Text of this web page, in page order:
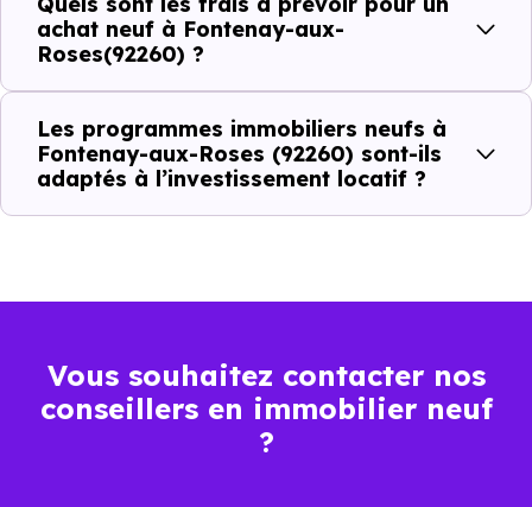
prix à connaître pour un achat immobilier à Fontenay-
aux-Roses (92260) :
Prix
Prix
Prix
/m²
Maison 3 518 € /m²
5 496 €
/m²
8 486 € /m²
achat neuf à Fontenay-aux-
Roses(92260) ?
Les programmes immobiliers neufs à
Fontenay-aux-Roses (92260) sont-ils
adaptés à l’investissement locatif ?
Vous souhaitez contacter nos
conseillers en immobilier neuf
?